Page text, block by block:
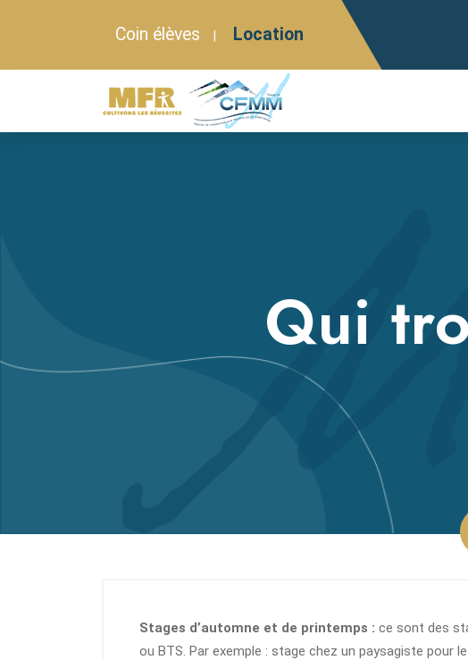
Coin élèves | Location
Qui
Stages d’automne et de printemps : ce sont des
ou BTS. Par exemple : stage chez un paysagiste pour